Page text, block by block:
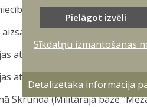
Ādažos;
divizionā Lielvārdē;
atbalsta bataljonā Alūksnē;
atbalsta bataljonā Lūznavā;
Skrundā (Militārajā bāzē
Pielāgot izvēli
Sīkdatņu izmantošanas
Detalizētāka informācija